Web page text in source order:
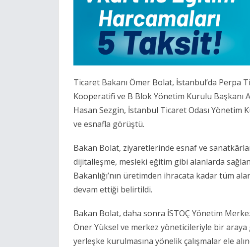
Ticaret Bakanı Ömer Bolat, İstanbul’da Perpa
Kooperatifi ve B Blok Yönetim Kurulu Başkanı
Hasan Sezgin, İstanbul Ticaret Odası Yönetim
ve esnafla görüştü.
Bakan Bolat, ziyaretlerinde esnaf ve
dijitalleşme, mesleki eğitim gibi alanlarda
Bakanlığı’nın üretimden ihracata kadar tüm
devam ettiği belirtildi.
Bakan Bolat, daha sonra İSTOÇ Yönetim
Öner Yüksel ve merkez yöneticileriyle bir
yerleşke kurulmasına yönelik çalışmalar ele